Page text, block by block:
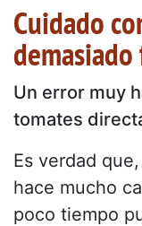
Cuidado
Un error muy
tomates
Es verdad
hace mucho
poco tiempo